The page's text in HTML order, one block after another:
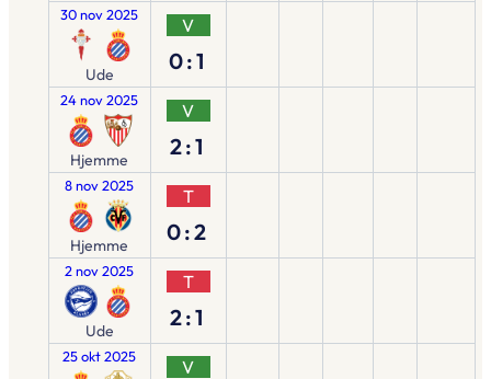
30 nov 2025
Ude
V
0:1
24 nov 2025
Hjemme
V
2:1
8 nov 2025
Hjemme
T
0:2
2 nov 2025
Ude
T
2:1
25 okt 2025 V